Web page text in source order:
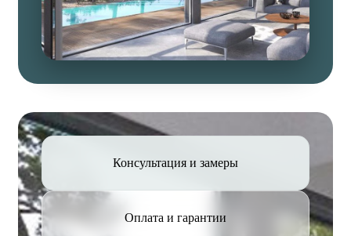
Консультация и замеры
Оплата и гарантии